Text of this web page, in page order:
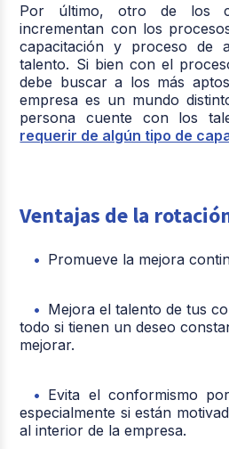
Por último, otro de los
incrementan con los
capacitación y proceso de
talento. Si bien con el
debe buscar a los más
empresa es un mundo
persona cuente con los
requerir de algún tipo de
Ventajas de la
Promueve la mejora
Mejora el talento de tus
todo si tienen un deseo
mejorar.
Evita el conformismo
especialmente si están
al interior de la empresa.